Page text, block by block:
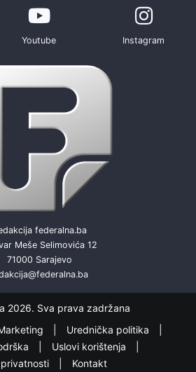
Youtube Instagram
federalna.ba
Meše Selimovića 12
71000 Sarajevo
2026. Sva prava zadržana
Urednička politika
Uslovi korištenja
privatnosti
Kontakt